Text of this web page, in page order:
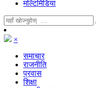
मल्टिमिडिया
×
समाचार
राजनीति
प्रवास
शिक्षा